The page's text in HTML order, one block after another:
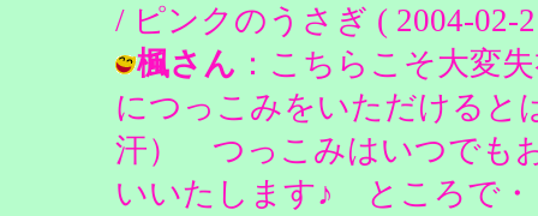
/ ピンクのうさぎ ( 2004-02-
楓さん ：こちらこそ大変
につっこみをいただけると
汗） つっこみはいつでも
いいたします♪ ところで・